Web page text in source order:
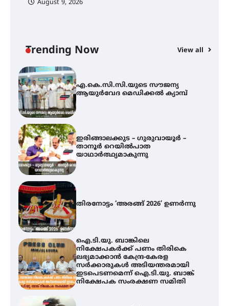
August 9, 2026
Trending Now View all
എ.കെ.സി.സി.യുടെ സൗജന്യ
ആയുർവേദ മെഡിക്കൽ ക്യാമ്പ്
ഇരിങ്ങാലക്കുട – ഗുരുവായൂർ –
താനൂർ റെയിൽപാത
യാഥാർത്ഥ്യമാകുന്നു
തിരനോട്ടം ‘അരങ്ങ് 2026’ ഉണർന്നു
ഐ.ടി.യു. ബാങ്കിലെ
നിക്ഷേപകർക്ക് പണം തിരികെ
ലഭ്യമാക്കാൻ കേന്ദ്ര-കേരള
സർക്കാരുകൾ അടിയന്തരമായി
ഇടപെടണമെന്ന് ഐ.ടി.യു. ബാങ്ക്
നിക്ഷേപക സംരക്ഷണ സമിതി